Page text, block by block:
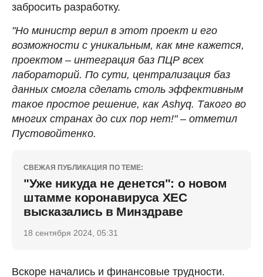
забросить разработку.
"Но министр верил в этот проект и его
возможности с уникальным, как мне кажется,
проектом – интеграция баз ПЦР всех
лабораторий. По сути, централизация баз
данных смогла сделать столь эффективным
такое простое решение, как Ashyq. Такого во
многих странах до сих пор нет!" – отметил
Пустовойтенко.
СВЕЖАЯ ПУБЛИКАЦИЯ ПО ТЕМЕ:
"Уже никуда не денется": о новом
штамме коронавируса ХЕС
высказались в Минздраве
18 сентября 2024, 05:31
Вскоре начались и финансовые трудности.